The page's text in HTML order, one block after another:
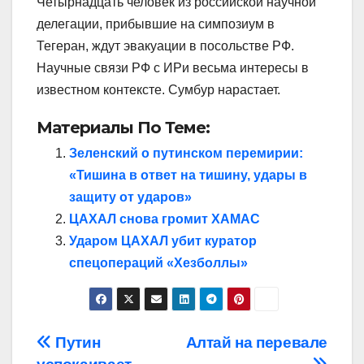
делегации, прибывшие на симпозиум в
Тегеран, ждут эвакуации в посольстве РФ.
Научные связи РФ с ИРи весьма интересы в
известном контексте. Сумбур нарастает.
Материалы По Теме:
Зеленский о путинском перемирии:
«Тишина в ответ на тишину, удары в
защиту от ударов»
ЦАХАЛ снова громит ХАМАС
Ударом ЦАХАЛ убит куратор
спецопераций «Хезболлы»
Навигация
Алтай на перевале
Путин